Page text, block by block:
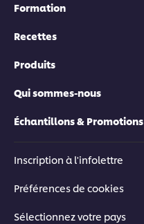
Formation
Recettes
Produits
Qui sommes-nous
Échantillons & Promotions
Inscription à l'infolettre
Préférences de cookies
Sélectionnez votre pays